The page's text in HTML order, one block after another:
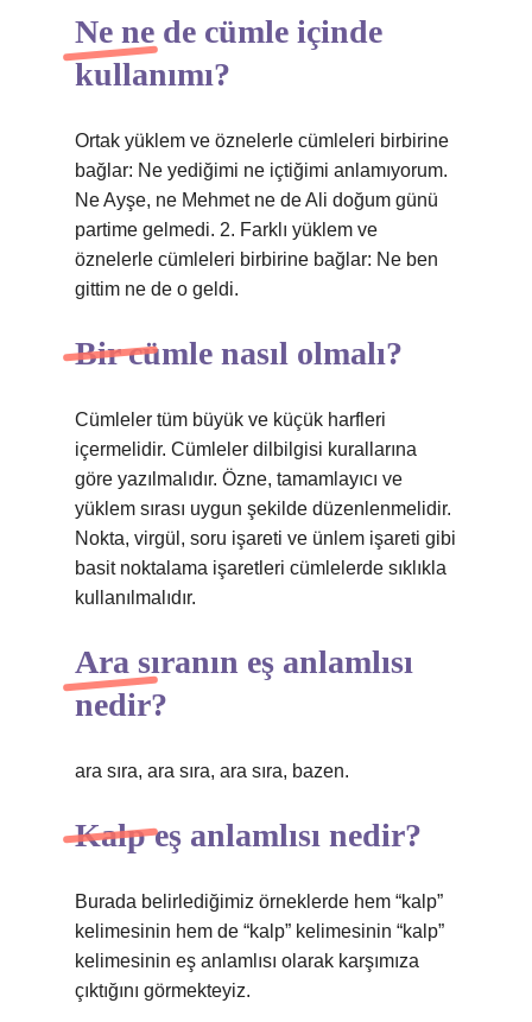
Ne ne de cümle içinde
kullanımı?
Ortak yüklem ve öznelerle cümleleri birbirine
bağlar: Ne yediğimi ne içtiğimi anlamıyorum.
Ne Ayşe, ne Mehmet ne de Ali doğum günü
partime gelmedi. 2. Farklı yüklem ve
öznelerle cümleleri birbirine bağlar: Ne ben
gittim ne de o geldi.
Bir cümle nasıl olmalı?
Cümleler tüm büyük ve küçük harfleri
içermelidir. Cümleler dilbilgisi kurallarına
göre yazılmalıdır. Özne, tamamlayıcı ve
yüklem sırası uygun şekilde düzenlenmelidir.
Nokta, virgül, soru işareti ve ünlem işareti gibi
basit noktalama işaretleri cümlelerde sıklıkla
kullanılmalıdır.
Ara sıranın eş anlamlısı
nedir?
ara sıra, ara sıra, ara sıra, bazen.
Kalp eş anlamlısı nedir?
Burada belirlediğimiz örneklerde hem “kalp”
kelimesinin hem de “kalp” kelimesinin “kalp”
kelimesinin eş anlamlısı olarak karşımıza
çıktığını görmekteyiz.